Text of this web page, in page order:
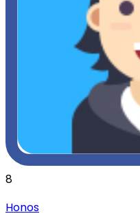
8
Honos